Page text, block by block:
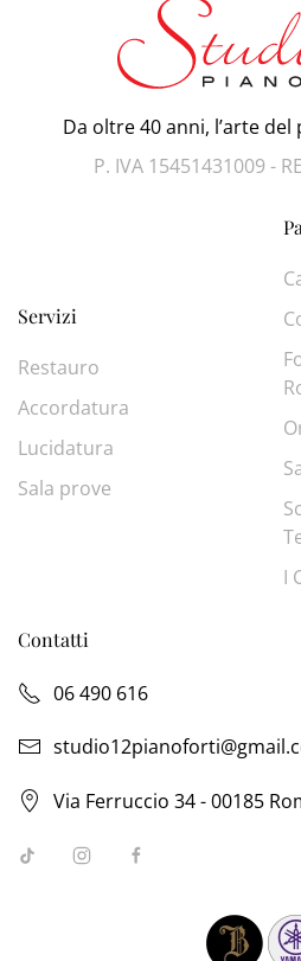
Da oltre 40 anni, l’arte
P. IVA 15451431009 -
Servizi
Restauro
Accordatura
Lucidatura
Sala prove
I
Contatti
06 490 616
Via Ferruccio 34 - 00185